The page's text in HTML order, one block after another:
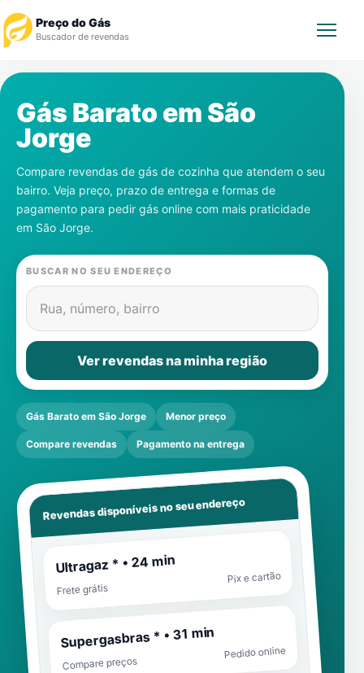
Preço do Gás
Buscador de revendas
Revendedor
Notícias
Cadastre-se
Gás
Contatos
Gás Barato em São
Jorge
Compare revendas de gás de cozinha que atendem o seu
bairro. Veja preço, prazo de entrega e formas de
pagamento para pedir gás online com mais praticidade
em São Jorge.
BUSCAR NO SEU ENDEREÇO
Rua, número, bairro
Ver revendas na minha região
Gás Barato em São Jorge Menor preço
Compare revendas Pagamento na entrega
Revendas disponíveis no seu endereço
Ultragaz * • 24 min
Frete grátis
Pix e cartão
Supergasbras * • 31 min
Compare preços
Pedido online